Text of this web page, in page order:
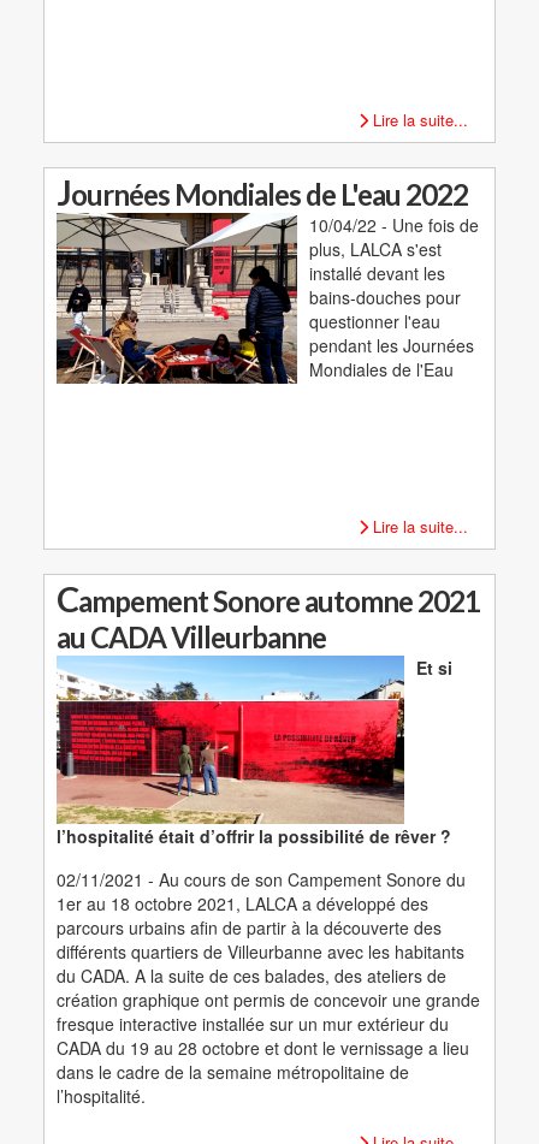
Lire la suite...
Journées Mondiales de L'eau 2022
10/04/22 - Une fois de
plus, LALCA s'est
installé devant les
bains-douches pour
questionner l'eau
pendant les Journées
Mondiales de l'Eau
Lire la suite...
Campement Sonore automne 2021
au CADA Villeurbanne
Et si
l’hospitalité était d’offrir la possibilité de rêver ?
02/11/2021 - Au cours de son Campement Sonore du
1er au 18 octobre 2021, LALCA a développé des
parcours urbains afin de partir à la découverte des
différents quartiers de Villeurbanne avec les habitants
du CADA. A la suite de ces balades, des ateliers de
création graphique ont permis de concevoir une grande
fresque interactive installée sur un mur extérieur du
CADA du 19 au 28 octobre et dont le vernissage a lieu
dans le cadre de la semaine métropolitaine de
l’hospitalité.